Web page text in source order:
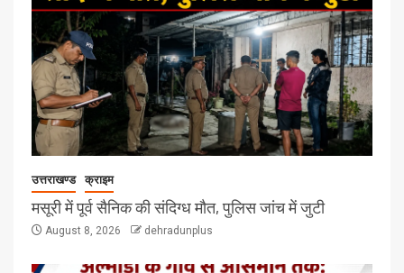
उत्तराखण्ड क्राइम
मसूरी में पूर्व सैनिक की संदिग्ध मौत, पुलिस जांच में जुटी
August 8, 2026 dehradunplus